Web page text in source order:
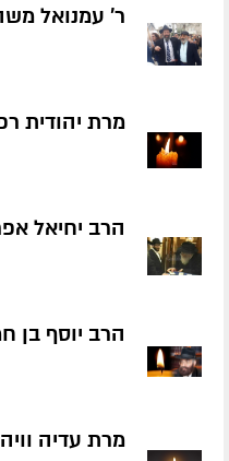
ר' עמנואל
מרת יהודית
הרב יחיאל
הרב יוסף בן
מרת עדיה